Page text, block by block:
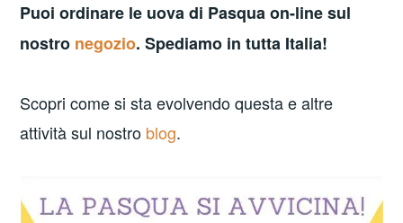
Puoi ordinare le uova di Pasqua on-line sul
nostro negozio. Spediamo in tutta Italia!
Scopri come si sta evolvendo questa e altre
attività sul nostro blog.